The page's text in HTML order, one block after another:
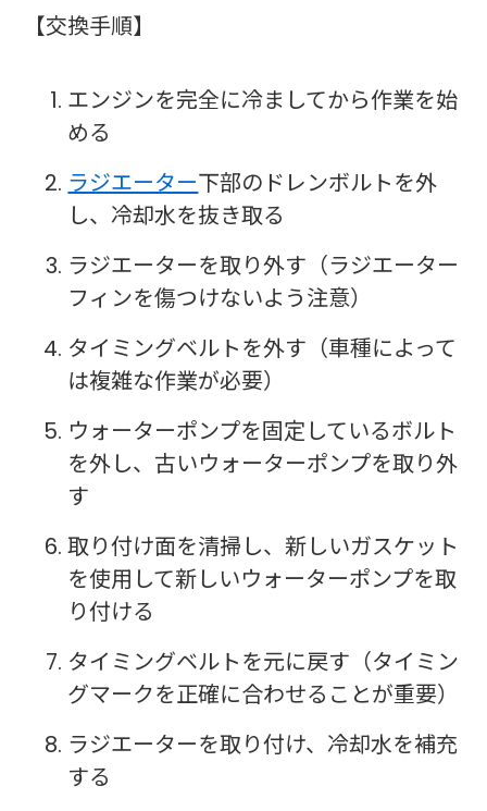
【交換手順】
エンジンを完全に冷ましてから作業を始
める
ラジエーター下部のドレンボルトを外
し、冷却水を抜き取る
ラジエーターを取り外す（ラジエーター
フィンを傷つけないよう注意）
タイミングベルトを外す（車種によって
は複雑な作業が必要）
ウォーターポンプを固定しているボルト
を外し、古いウォーターポンプを取り外
す
取り付け面を清掃し、新しいガスケット
を使用して新しいウォーターポンプを取
り付ける
タイミングベルトを元に戻す（タイミン
グマークを正確に合わせることが重要）
ラジエーターを取り付け、冷却水を補充
する